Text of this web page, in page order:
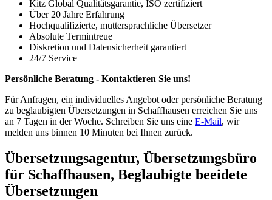
Kitz Global Qualitätsgarantie, ISO zertifiziert
Über 20 Jahre Erfahrung
Hochqualifizierte, muttersprachliche Übersetzer
Absolute Termintreue
Diskretion und Datensicherheit garantiert
24/7 Service
Persönliche Beratung - Kontaktieren Sie uns!
Für Anfragen, ein individuelles Angebot oder persönliche Beratung
zu beglaubigten Übersetzungen in Schaffhausen erreichen Sie uns
an 7 Tagen in der Woche. Schreiben Sie uns eine E-Mail, wir
melden uns binnen 10 Minuten bei Ihnen zurück.
Übersetzungsagentur, Übersetzungsbüro
für Schaffhausen, Beglaubigte beeidete
Übersetzungen